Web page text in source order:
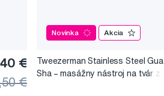
€
€
Novinka Akcia
Tweezerman Stainless Steel Gua
Sha –⁠⁠⁠⁠⁠⁠ masážny nástroj na tvár z